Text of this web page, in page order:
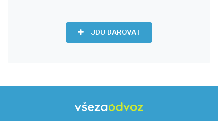
JDU DAROVAT